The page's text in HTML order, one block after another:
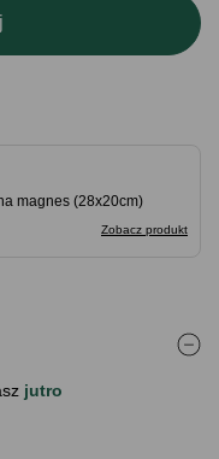
magnes (28x20cm)
Zobacz produkt
jutro